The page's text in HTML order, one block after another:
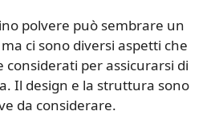
polvere può sembrare un
ci sono diversi aspetti che
considerati per assicurarsi di
Il design e la struttura sono
da considerare.